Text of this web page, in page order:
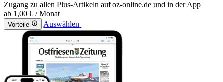
Zugang zu allen Plus-Artikeln auf oz-online.de und in der App
ab 1,00 € / Monat
Vorteile Auswählen